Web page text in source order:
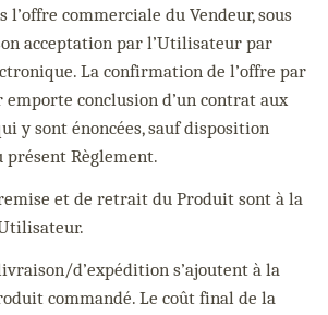
l’offre commerciale du Vendeur, sous
acceptation par l’Utilisateur par
La confirmation de l’offre par
conclusion d’un contrat aux
y sont énoncées, sauf disposition
Règlement.
et de retrait du Produit sont à la
d’expédition s’ajoutent à la
commandé. Le coût final de la